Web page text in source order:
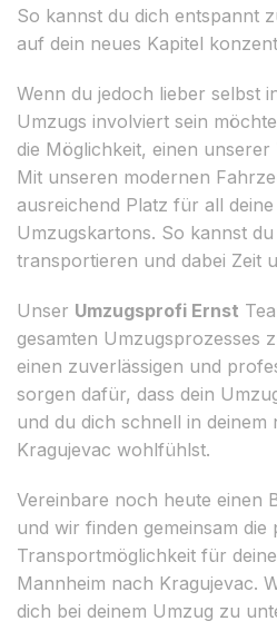
So kannst du dich entspannt
auf dein neues Kapitel
Wenn du jedoch lieber selbst
Umzugs involviert sein
die Möglichkeit, einen unserer
Mit unseren modernen
ausreichend Platz für all
Umzugskartons. So kannst
transportieren und dabei Zeit
Unser Umzugsprofi Ernst
gesamten Umzugsprozesses
einen zuverlässigen und
sorgen dafür, dass dein
und du dich schnell in deinem
Kragujevac wohlfühlst.
Vereinbare noch heute einen
und wir finden gemeinsam die
Transportmöglichkeit für
Mannheim nach Kragujevac.
dich bei deinem Umzug zu